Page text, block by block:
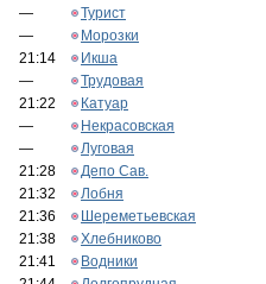
—
Турист
—
Морозки
21:14
Икша
—
Трудовая
21:22
Катуар
—
Некрасовская
—
Луговая
21:28
Депо Сав.
21:32
Лобня
21:36
Шереметьевская
21:38
Хлебниково
21:41
Водники